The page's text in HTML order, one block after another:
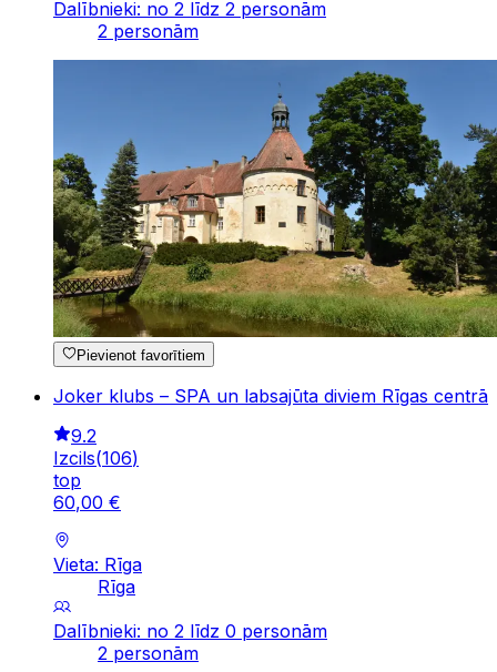
Dalībnieki: no 2 līdz 2 personām
2 personām
Pievienot favorītiem
Joker klubs – SPA un labsajūta diviem Rīgas centrā
9.2
Izcils(106)
top
60,00 €
Vieta: Rīga
Rīga
Dalībnieki: no 2 līdz 0 personām
2 personām